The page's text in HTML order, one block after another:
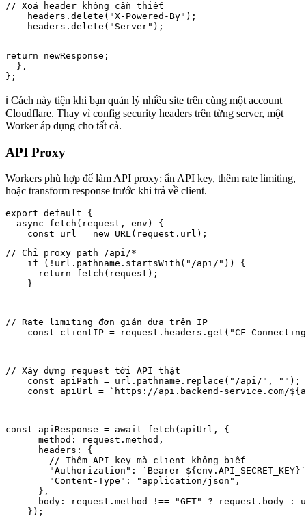
// Xoá header không cần thiết
    headers.delete("X-Powered-By");
    headers.delete("Server");
return newResponse;
  },
};
ℹ️ Cách này tiện khi bạn quản lý nhiều site trên cùng một account
Cloudflare. Thay vì config security headers trên từng server, một
Worker áp dụng cho tất cả.
API Proxy
Workers phù hợp để làm API proxy: ẩn API key, thêm rate limiting,
hoặc transform response trước khi trả về client.
export default {
  async fetch(request, env) {
// Chỉ proxy path /api/*
    if (!url.pathname.startsWith("/api/")) {
      return fetch(request);
    }
// Rate limiting đơn giản dựa trên IP
const clientIP = request.headers.get("CF-
// Xây dựng request tới API thật
    const apiPath = url.pathname.replace("/api/", "");
const apiUrl = `https://api.backend-service.com/
const apiResponse = await fetch(apiUrl, {
      method: request.method,
      headers: {
        // Thêm API key mà client không biết
"Authorization": `Bearer
        "Content-Type": "application/json",
      },
body: request.method !== "GET" ? request.body :
    });